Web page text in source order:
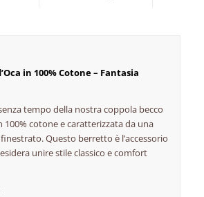
in 100% Cotone – Fantasia
tempo della nostra coppola becco
100% cotone e caratterizzata da una
Questo berretto è l’accessorio
unire stile classico e comfort